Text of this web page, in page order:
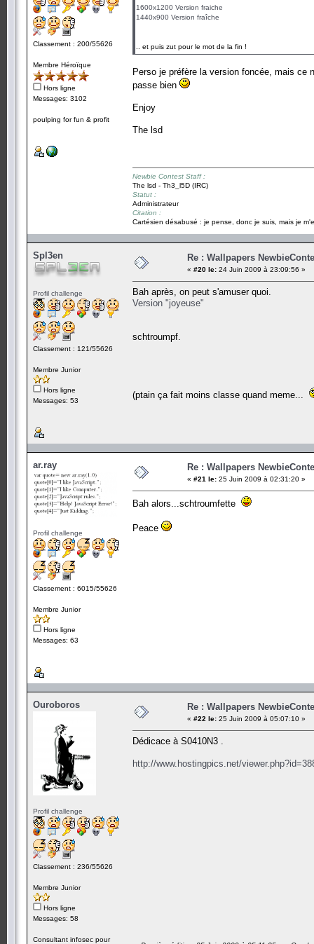
Classement : 200/55626
Membre Héroïque
Hors ligne
Messages: 3102
poulping for fun & profit
1600x1200 Version fraiche
1440x900 Version fraîche
.. et puis zut pour le mot de la fin !
Perso je préfère la version foncée, mais ce
passe bien
Enjoy
The lsd
Newbie Contest Staff :
The lsd - Th3_l5D (IRC)
Statut :
Administrateur
Citation :
Cartésien désabusé : je pense, donc je suis, mais je
Spl3en
Profil challenge
Classement : 121/55626
Membre Junior
Hors ligne
Messages: 53
Re : Wallpapers
« #20 le: 24 Juin 2009 à 23:09:56 »
Bah après, on peut s'amuser quoi.
Version "joyeuse"
schtroumpf.
(ptain ça fait moins classe quand meme...
ar.ray
Profil challenge
Classement : 6015/55626
Membre Junior
Hors ligne
Messages: 63
Re : Wallpapers
« #21 le: 25 Juin 2009 à 02:31:20 »
Bah alors...schtroumfette
Peace
Ouroboros
Profil challenge
Classement : 236/55626
Membre Junior
Hors ligne
Messages: 58
Consultant infosec pour
Re : Wallpapers
« #22 le: 25 Juin 2009 à 05:07:10 »
Dédicace à S0410N3 .
http://www.hostingpics.net/